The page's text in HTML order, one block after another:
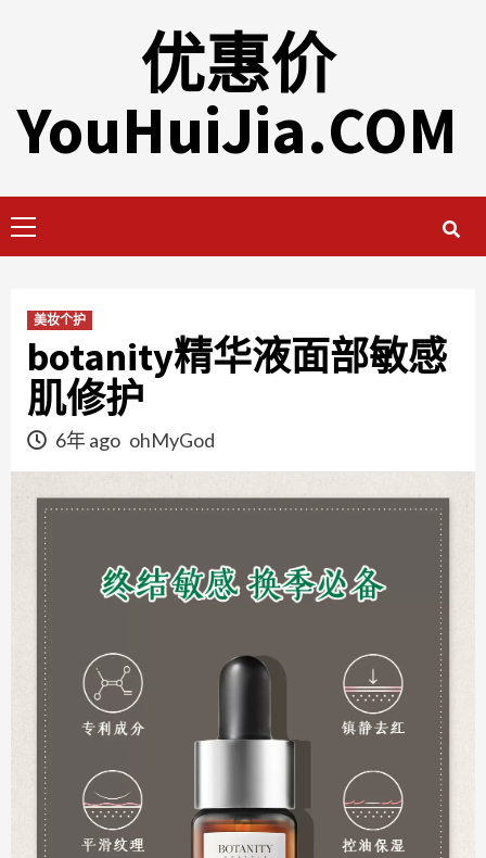
优惠价
YouHuiJia.COM
Menu
美妆个护
botanity精华液面部敏感
肌修护
6年 ago ohMyGod